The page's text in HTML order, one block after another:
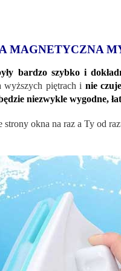
MAGNETYCZNA
bardzo szybko i
wyższych piętrach i nie
niezwykle wygodne,
strony okna na raz a Ty od